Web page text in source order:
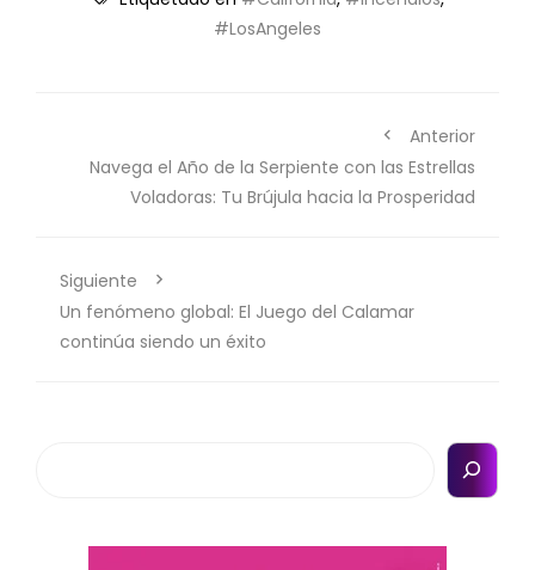
#LosAngeles
Anterior
Navega el Año de la Serpiente con las Estrellas
Voladoras: Tu Brújula hacia la Prosperidad
Siguiente
Un fenómeno global: El Juego del Calamar
continúa siendo un éxito